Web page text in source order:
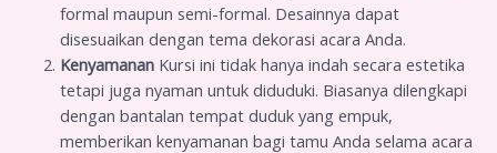
formal maupun semi-formal. Desainnya dapat
disesuaikan dengan tema dekorasi acara Anda.
KenyamananKursi ini tidak hanya indah secara estetika
tetapi juga nyaman untuk diduduki. Biasanya dilengkapi
dengan bantalan tempat duduk yang empuk,
memberikan kenyamanan bagi tamu Anda selama acara